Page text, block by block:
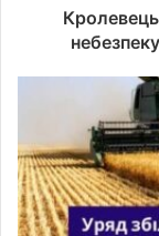
т
р
о
н